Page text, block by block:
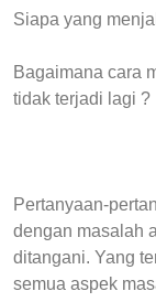
Siapa yang
Bagaimana cara
tidak terjadi lagi ?
Pertanyaan-
dengan masalah
ditangani. Yang
semua aspek